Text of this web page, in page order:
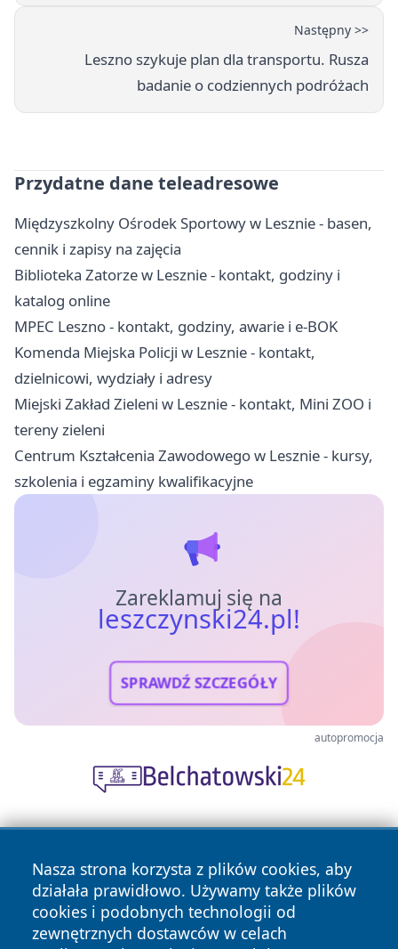
Następny >>
Leszno szykuje plan dla transportu. Rusza
badanie o codziennych podróżach
Przydatne dane teleadresowe
Międzyszkolny Ośrodek Sportowy w Lesznie - basen,
cennik i zapisy na zajęcia
Biblioteka Zatorze w Lesznie - kontakt, godziny i
katalog online
MPEC Leszno - kontakt, godziny, awarie i e-BOK
Komenda Miejska Policji w Lesznie - kontakt,
dzielnicowi, wydziały i adresy
Miejski Zakład Zieleni w Lesznie - kontakt, Mini ZOO i
tereny zieleni
Centrum Kształcenia Zawodowego w Lesznie - kursy,
szkolenia i egzaminy kwalifikacyjne
Zareklamuj się na
leszczynski24.pl!
SPRAWDŹ SZCZEGÓŁY
autopromocja
Nasza strona korzysta z plików cookies, aby
działała prawidłowo. Używamy także plików
cookies i podobnych technologii od
zewnętrznych dostawców w celach
Copyright © 2026 leszczynski24.pl Wszystkie prawa